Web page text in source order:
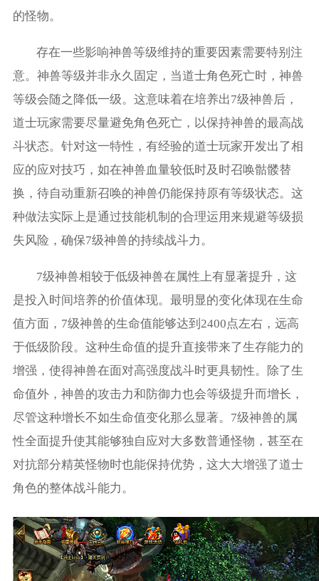
的怪物。
存在一些影响神兽等级维持的重要因素需要特别注
意。神兽等级并非永久固定，当道士角色死亡时，神兽
等级会随之降低一级。这意味着在培养出7级神兽后，
道士玩家需要尽量避免角色死亡，以保持神兽的最高战
斗状态。针对这一特性，有经验的道士玩家开发出了相
应的应对技巧，如在神兽血量较低时及时召唤骷髅替
换，待自动重新召唤的神兽仍能保持原有等级状态。这
种做法实际上是通过技能机制的合理运用来规避等级损
失风险，确保7级神兽的持续战斗力。
7级神兽相较于低级神兽在属性上有显著提升，这
是投入时间培养的价值体现。最明显的变化体现在生命
值方面，7级神兽的生命值能够达到2400点左右，远高
于低级阶段。这种生命值的提升直接带来了生存能力的
增强，使得神兽在面对高强度战斗时更具韧性。除了生
命值外，神兽的攻击力和防御力也会等级提升而增长，
尽管这种增长不如生命值变化那么显著。7级神兽的属
性全面提升使其能够独自应对大多数普通怪物，甚至在
对抗部分精英怪物时也能保持优势，这大大增强了道士
角色的整体战斗能力。